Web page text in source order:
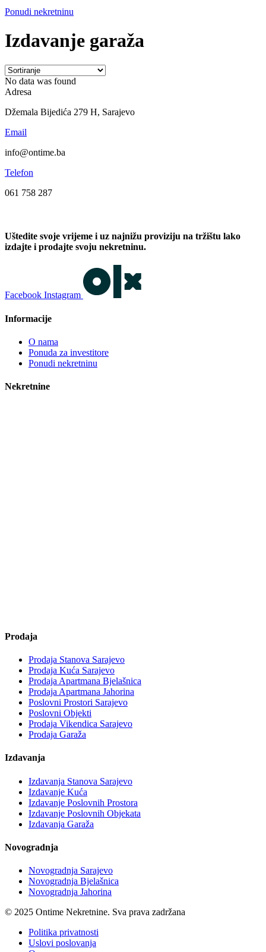
Ponudi nekretninu
Izdavanje garaža
No data was found
Adresa
Džemala Bijedića 279 H, Sarajevo
Email
info@ontime.ba
Telefon
061 758 287
Uštedite svoje vrijeme i uz najnižu proviziju na tržištu lako
izdajte i prodajte svoju nekretninu.
Facebook Instagram
Informacije
O nama
Ponuda za investitore
Ponudi nekretninu
Nekretnine
Prodaja
Prodaja Stanova Sarajevo
Prodaja Kuća Sarajevo
Prodaja Apartmana Bjelašnica
Prodaja Apartmana Jahorina
Poslovni Prostori Sarajevo
Poslovni Objekti
Prodaja Vikendica Sarajevo
Prodaja Garaža
Izdavanja
Izdavanja Stanova Sarajevo
Izdavanje Kuća
Izdavanje Poslovnih Prostora
Izdavanje Poslovnih Objekata
Izdavanja Garaža
Novogradnja
Novogradnja Sarajevo
Novogradnja Bjelašnica
Novogradnja Jahorina
© 2025 Ontime Nekretnine. Sva prava zadržana
Politika privatnosti
Uslovi poslovanja